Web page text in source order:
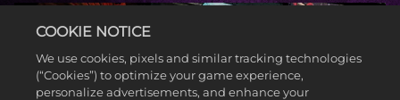
COOKIE NOTICE
We use cookies, pixels and similar tracking technologies
(“Cookies”) to optimize your game experience,
personalize advertisements, and enhance your